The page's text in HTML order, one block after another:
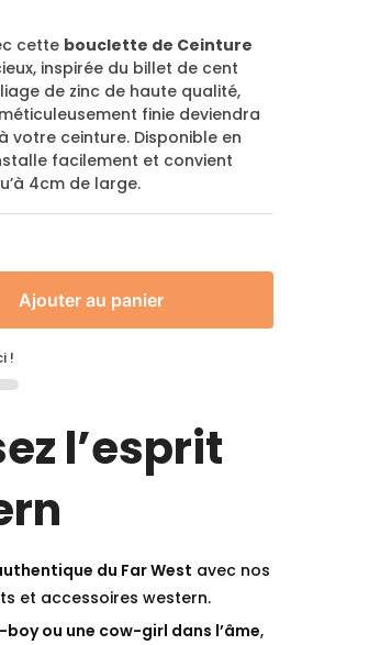
cette bouclette de Ceinture
inspirée du billet de cent
de zinc de haute qualité,
finie deviendra
ceinture. Disponible en
facilement et convient
4cm de large.
Ajouter au panier
!
l’esprit
du Far West avec nos
et accessoires western.
boy ou une cow-girl dans l’âme,